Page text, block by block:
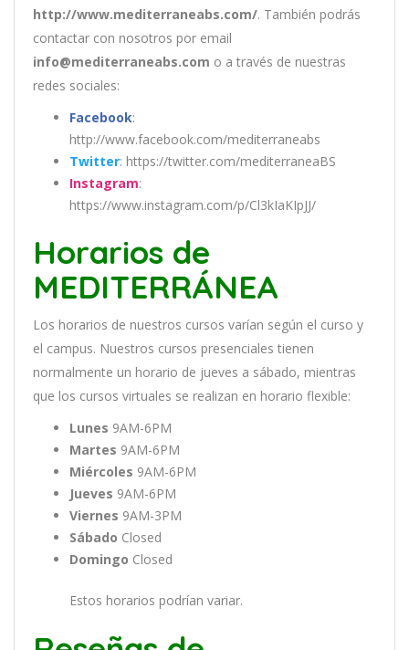
http://www.mediterraneabs.com/. También podrás
contactar con nosotros por email
info@mediterraneabs.com o a través de nuestras
redes sociales:
Facebook:
http://www.facebook.com/mediterraneabs
Twitter: https://twitter.com/mediterraneaBS
Instagram:
https://www.instagram.com/p/Cl3kIaKIpJJ/
Horarios de
MEDITERRÁNEA
Los horarios de nuestros cursos varían según el curso y
el campus. Nuestros cursos presenciales tienen
normalmente un horario de jueves a sábado, mientras
que los cursos virtuales se realizan en horario flexible:
Lunes 9AM-6PM
Martes 9AM-6PM
Miércoles 9AM-6PM
Jueves 9AM-6PM
Viernes 9AM-3PM
Sábado Closed
Domingo Closed
Estos horarios podrían variar.